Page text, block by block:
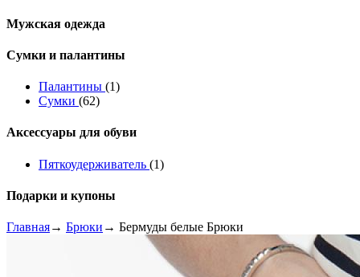
Мужская одежда
Сумки и палантины
Палантины (1)
Сумки (62)
Аксессуары для обуви
Пяткоудерживатель (1)
Подарки и купоны
Главная→ Брюки → Бермуды белые Брюки